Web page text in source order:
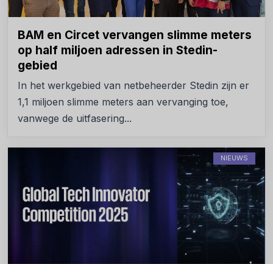
BAM en Circet vervangen slimme meters
op half miljoen adressen in Stedin-
gebied
In het werkgebied van netbeheerder Stedin zijn er
1,1 miljoen slimme meters aan vervanging toe,
vanwege de uitfasering...
NIEUWS